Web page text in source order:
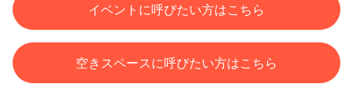
イベントに呼びたい方はこちら
空きスペースに呼びたい方はこちら